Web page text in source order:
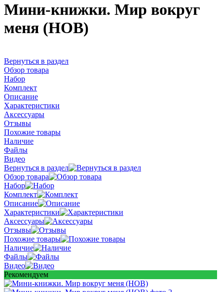
Мини-книжки. Мир вокруг
меня (НОВ)
Вернуться в раздел
Обзор товара
Набор
Комплект
Описание
Характеристики
Аксессуары
Отзывы
Похожие товары
Наличие
Файлы
Видео
Вернуться в раздел
Обзор товара
Набор
Комплект
Описание
Характеристики
Аксессуары
Отзывы
Похожие товары
Наличие
Файлы
Видео
Рекомендуем